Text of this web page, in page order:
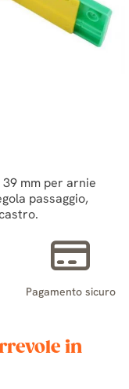
mm per arnie
passaggio,
Pagamento sicuro
in